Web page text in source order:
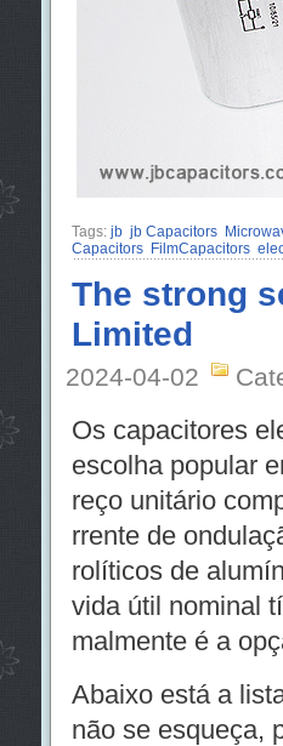
Tags: jb jb Capacitors
Capacitors
FilmCapacitors
The strong
Limited
2024-04-02
Os capacitores
escolha popular
reço unitário
rrente de
rolíticos de
vida útil nominal
malmente é a
Abaixo está a
não se esqueça,